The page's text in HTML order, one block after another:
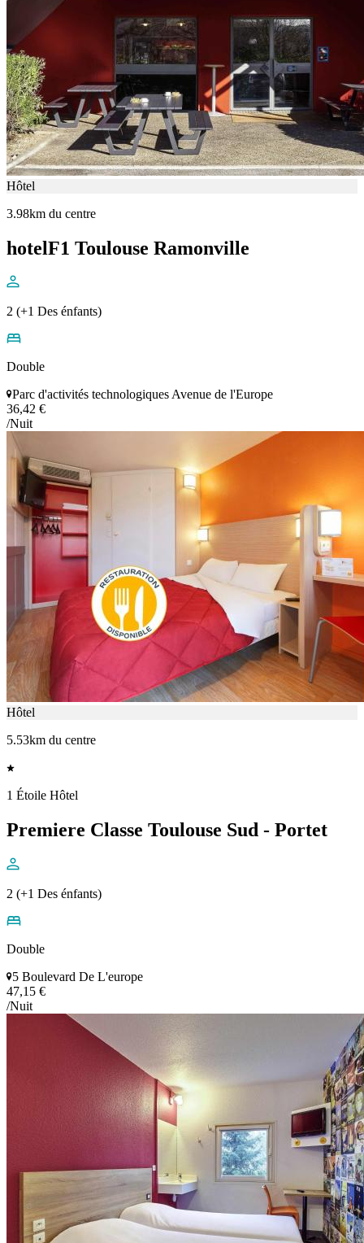
Hôtel
3.98km du centre
hotelF1 Toulouse Ramonville
2 (+1 Des énfants)
Double
Parc d'activités technologiques Avenue de l'Europe
36,42 €
/Nuit
Hôtel
5.53km du centre
1 Étoile Hôtel
Premiere Classe Toulouse Sud - Portet
2 (+1 Des énfants)
Double
5 Boulevard De L'europe
47,15 €
/Nuit